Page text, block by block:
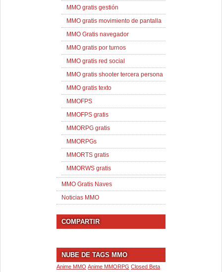
MMO gratis gestión
MMO gratis movimiento de pantalla
MMO Gratis navegador
MMO gratis por turnos
MMO gratis red social
MMO gratis shooter tercera persona
MMO gratis texto
MMOFPS
MMOFPS gratis
MMORPG gratis
MMORPGs
MMORTS gratis
MMORWS gratis
MMO Gratis Naves
Noticias MMO
COMPARTIR
NUBE DE TAGS MMO
Anime MMO Anime MMORPG Closed Beta